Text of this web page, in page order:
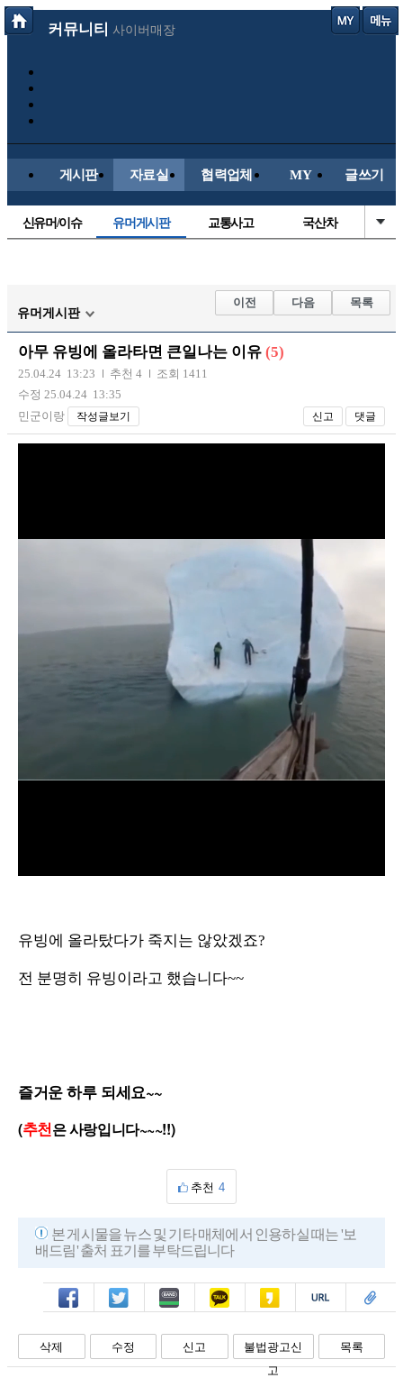
커뮤니티 사이버매장
게시판 자료실 협력업체 MY 글쓰기
신유머/이슈 유머게시판 교통사고 국산차
자유사진 군사/무기
트럭/버스
장착시공사진
유머게시판
이전 다음 목록
아무 유빙에 올라타면 큰일나는 이유 (5)
25.04.24 13:23 추천 4
조회 1411
수정 25.04.24 13:35
민군이랑
작성글보기 신고 댓글
n
o
7
.
%
유빙에 올라탔다가 죽지는 않았겠죠?
전 분명히 유빙이라고 했습니다~~
즐거운 하루 되세요~~
(추천은 사랑입니다~~~!!)
추천 4
본 게시물을 뉴스 및 기타 매체에서 인용하실 때는 '보
배드림' 출처 표기를 부탁드립니다
페북 트윗 밴드 카톡 카스 복사 스크랩
삭제 수정 신고
불법광고신
고
목록